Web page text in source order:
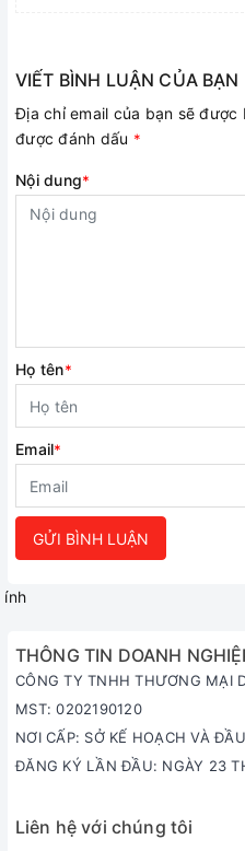
VIẾT BÌNH LUẬN CỦA BẠN
Địa chỉ email của bạn sẽ
được đánh dấu *
Nội dung*
Họ tên*
Email*
GỬI BÌNH LUẬN
ính
THÔNG TIN DOANH
CÔNG TY TNHH THƯƠNG MẠI
MST: 0202190120
NƠI CẤP: SỞ KẾ HOẠCH VÀ
ĐĂNG KÝ LẦN ĐẦU: NGÀY 23
Liên hệ với chúng tôi